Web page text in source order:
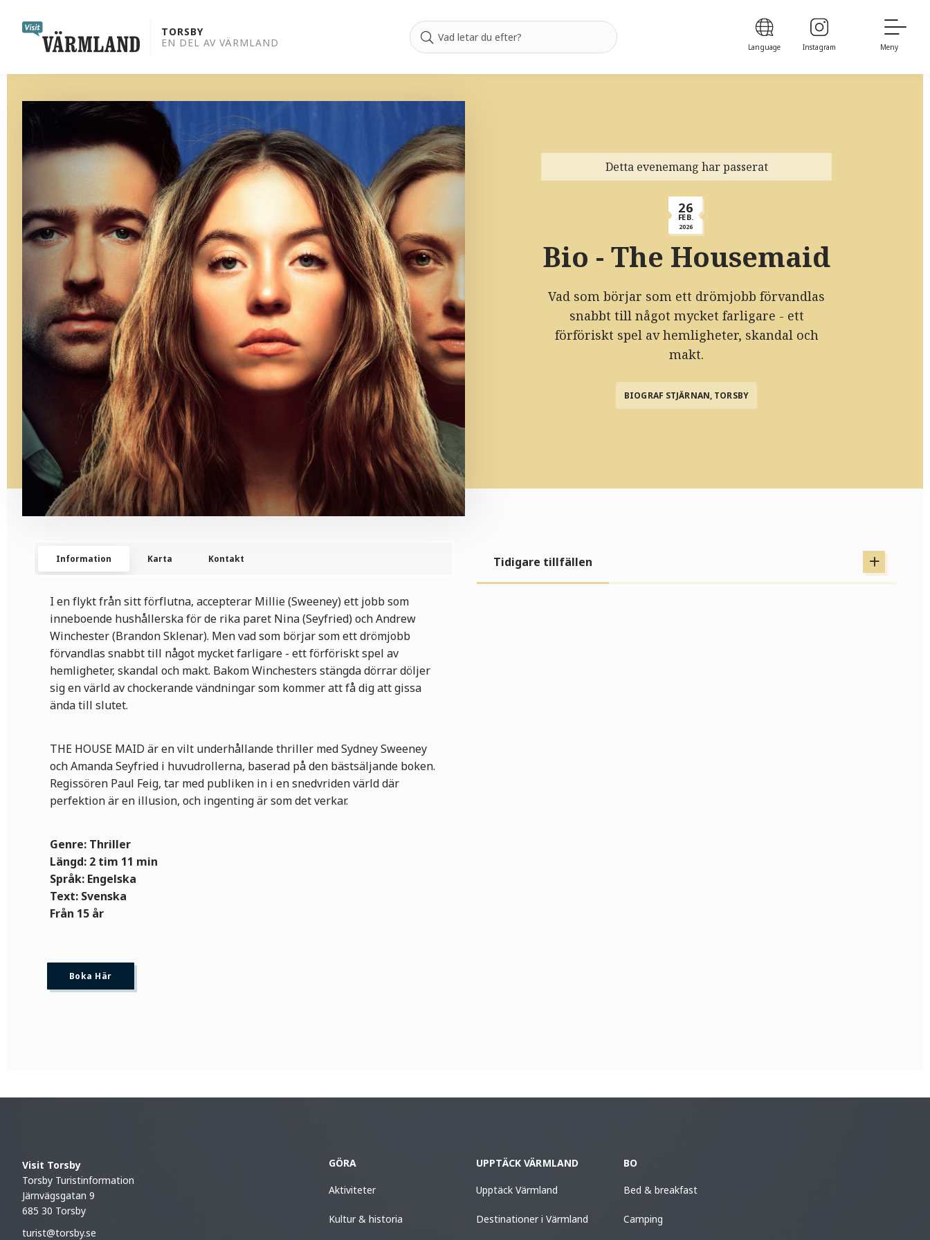
content
TORSBY
EN DEL AV VÄRMLAND
Language Instagram Meny
Detta evenemang har passerat
26
FEB.
2026
Bio - The Housemaid
Vad som börjar som ett drömjobb förvandlas
snabbt till något mycket farligare - ett
förföriskt spel av hemligheter, skandal och
makt.
BIOGRAF STJÄRNAN, TORSBY
Information Karta Kontakt
I en flykt från sitt förflutna, accepterar Millie (Sweeney) ett jobb som
inneboende hushållerska för de rika paret Nina (Seyfried) och Andrew
Winchester (Brandon Sklenar). Men vad som börjar som ett drömjobb
förvandlas snabbt till något mycket farligare - ett förföriskt spel av
hemligheter, skandal och makt. Bakom Winchesters stängda dörrar döljer
sig en värld av chockerande vändningar som kommer att få dig att gissa
ända till slutet.
THE HOUSE MAID är en vilt underhållande thriller med Sydney Sweeney
och Amanda Seyfried i huvudrollerna, baserad på den bästsäljande boken.
Regissören Paul Feig, tar med publiken in i en snedvriden värld där
perfektion är en illusion, och ingenting är som det verkar.
Genre: Thriller
Längd: 2 tim 11 min
Språk: Engelska
Text: Svenska
Från 15 år
Boka Här
Tidigare tillfällen
Visit Torsby
Torsby Turistinformation
Järnvägsgatan 9
685 30 Torsby
turist@torsby.se
GÖRA
Aktiviteter
Kultur & historia
UPPTÄCK VÄRMLAND
Upptäck Värmland
Destinationer i Värmland
BO
Bed & breakfast
Camping